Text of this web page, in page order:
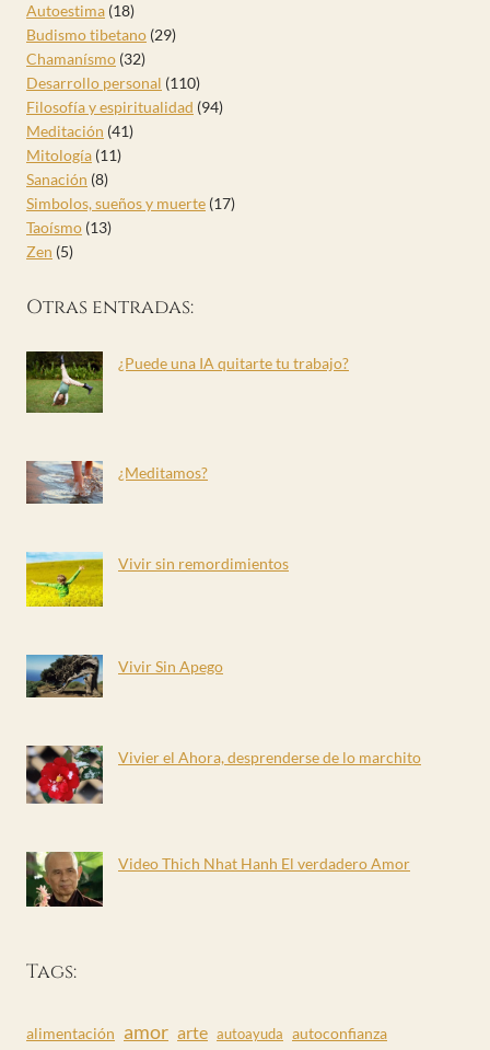
Autoestima (18)
Budismo tibetano (29)
Chamanísmo (32)
Desarrollo personal (110)
Filosofía y espiritualidad (94)
Meditación (41)
Mitología (11)
Sanación (8)
Simbolos, sueños y muerte (17)
Taoísmo (13)
Zen (5)
Otras entradas:
¿Puede una IA quitarte tu trabajo?
¿Meditamos?
Vivir sin remordimientos
Vivir Sin Apego
Vivier el Ahora, desprenderse de lo marchito
Video Thich Nhat Hanh El verdadero Amor
Tags:
alimentación amor arte autoayuda autoconfianza